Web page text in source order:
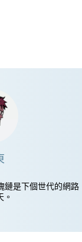
鏈是下個世代的網路